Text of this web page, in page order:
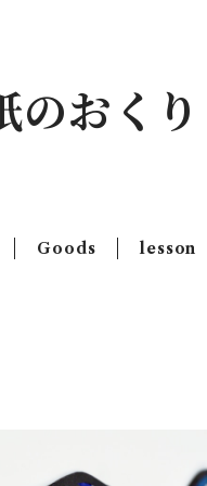
のおく
Goods lesson